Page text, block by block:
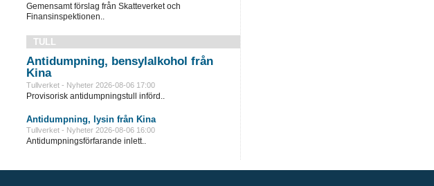
Gemensamt förslag från Skatteverket och
Finansinspektionen..
TULL
Antidumpning, bensylalkohol från
Kina
Tullverket - Nyheter 2026-08-06 17:00
Provisorisk antidumpningstull införd..
Antidumpning, lysin från Kina
Tullverket - Nyheter 2026-08-06 16:00
Antidumpningsförfarande inlett..